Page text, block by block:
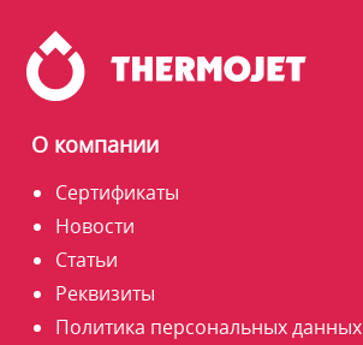
О компании
Сертификаты
Новости
Статьи
Реквизиты
Политика персональных данных